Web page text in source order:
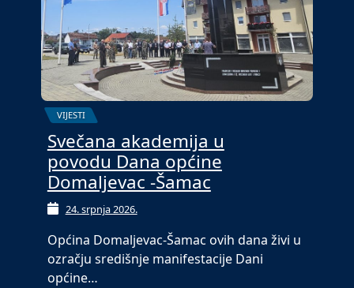
VIJESTI
Svečana akademija u
povodu Dana općine
Domaljevac -Šamac
24. srpnja 2026.
Općina Domaljevac-Šamac ovih dana živi u
ozračju središnje manifestacije Dani
općine…